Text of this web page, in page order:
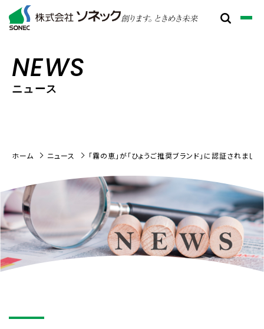
NEWS
ニュース
ホーム ニュース 「霧の恵」が「ひょうご推奨ブランド」に認証されました